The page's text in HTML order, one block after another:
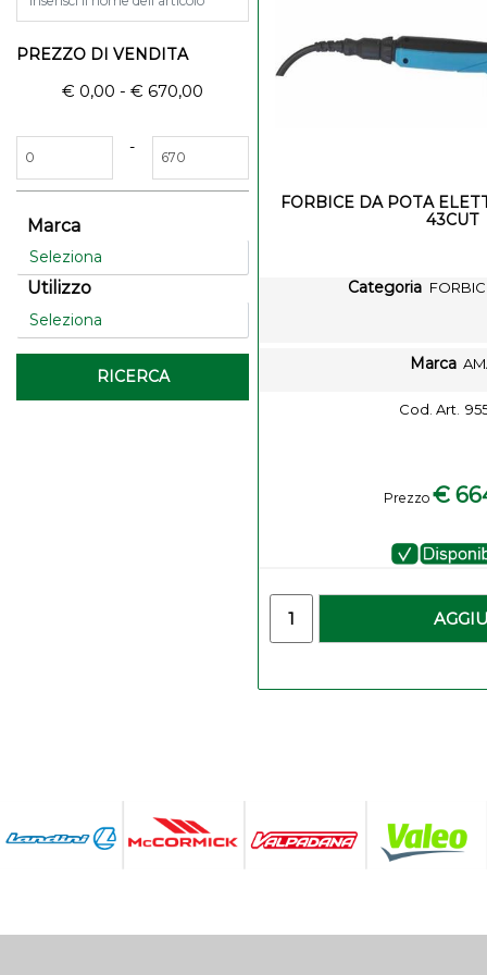
PREZZO DI VENDITA
€ 0,00 - € 670,00
-
Marca
Utilizzo
FORBICE DA POTA
43CUT
Categoria
Marca
Cod. Art.
Prezzo €